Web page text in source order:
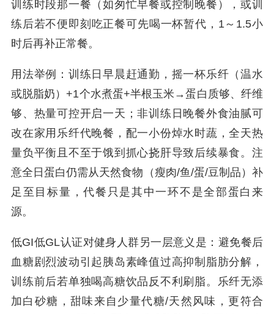
训练时段那一餐（如匆忙早餐或控制晚餐），或训
练后若不便即刻吃正餐可先喝一杯暂代，1～1.5小
时后再补正常餐。
用法举例：训练日早晨赶通勤，摇一杯乐纤（温水
或脱脂奶）+1个水煮蛋+半根玉米→蛋白质够、纤维
够、热量可控开启一天；非训练日晚餐外食油腻可
改在家用乐纤代晚餐，配一小份焯水时蔬，全天热
量负平衡且不至于饿到抓心挠肝导致后续暴食。注
意全日蛋白仍需从天然食物（瘦肉/鱼/蛋/豆制品）补
足至目标量，代餐只是其中一环不是全部蛋白来
源。
低GI低GL认证对健身人群另一层意义是：避免餐后
血糖剧烈波动引起胰岛素峰值过高抑制脂肪分解，
训练前后若单独喝高糖饮品反不利刷脂。乐纤无添
加白砂糖，甜味来自少量代糖/天然风味，更符合